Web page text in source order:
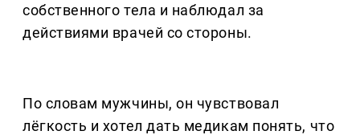
собственного тела и наблюдал за
действиями врачей со стороны.
По словам мужчины, он чувствовал
лёгкость и хотел дать медикам понять, что